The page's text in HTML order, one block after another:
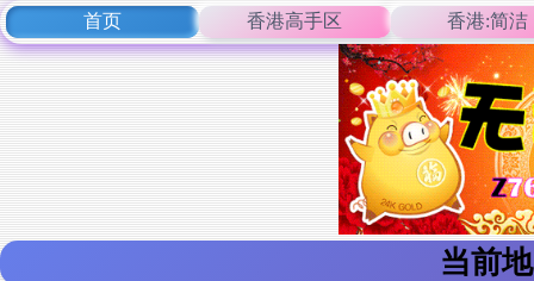
首页 香港高手区 香港:简洁
当前